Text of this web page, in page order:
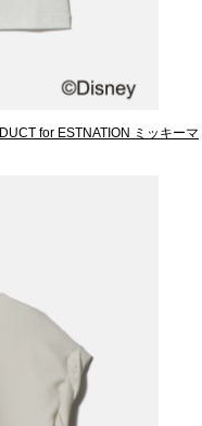
for ESTNATION ミッキーマ